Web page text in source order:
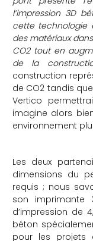
l’impression 3D
cette technologie
des matériaux
CO2 tout en
de la
construction
de CO2 tandis
Vertico
imagine alors
environnement
Les deux
dimensions du
requis ; nous
son imprimante
d’impression de
béton
pour les projets